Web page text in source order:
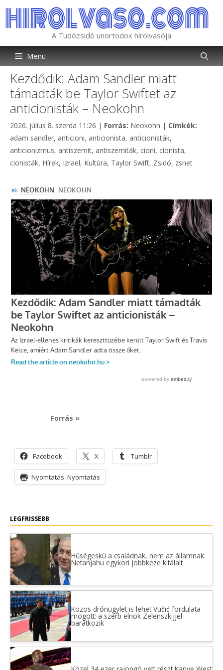
tartalomba
A Tudózsidó unortodox hírolvasója
Menü
Kezdődik: Adam Sandler miatt
támadták be Taylor Swiftet az
anticionisták – Neokohn
2026. július 8. szerda 11:26 | Forrás: Kategória
Neokohn | Címkék:
adam sandler, anticioni, anticionista, anticionisták,
anticionizmus, antiszemit, antiszemiták, cioni, cionista,
cionisták, Hírek, Izrael, Kultúra, Taylor Swift, Zsidó, zsnet
Forrás »
Facebook X Tumblr
Nyomtatás Nyomtatás
LEGFRISSEBB
Hűségeskü a családnak, nem az államnak:
Netanjahu egykori jobbkeze kitálalt
Közös drónügylet is lehet Vučić fordulata
mögött: a szerb elnök Zelenszkijjel
barátkozik